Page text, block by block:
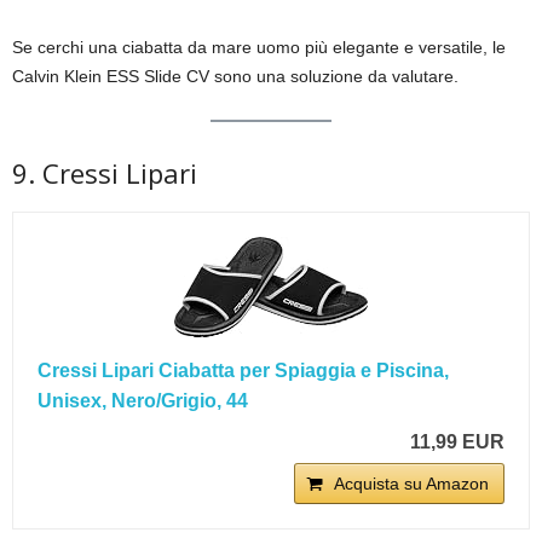
Se cerchi una ciabatta da mare uomo più elegante e versatile, le
Calvin Klein ESS Slide CV sono una soluzione da valutare.
9. Cressi Lipari
Cressi Lipari Ciabatta per Spiaggia e Piscina,
Unisex, Nero/Grigio, 44
11,99 EUR
Acquista su Amazon